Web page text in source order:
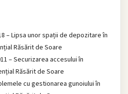
– Lipsa unor spații de depozitare în
Răsărit de Soare
– Securizarea accesului în
Răsărit de Soare
cu gestionarea gunoiului în